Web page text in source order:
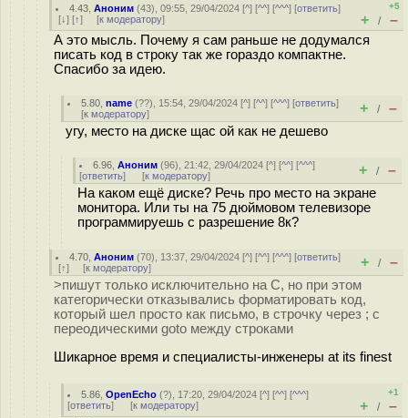
4.43 ,Аноним (43), 09:55, 29/04/2024 [^] [^^] [^^^] [ответить]
[↓] [↑] [к модератору]
+5
+ / –
А это мысль. Почему я сам раньше не додумался
писать код в строку так же гораздо компактне.
Спасибо за идею.
5.80 ,name (??), 15:54, 29/04/2024 [^] [^^] [^^^] [ответить]
[к модератору] + / –
угу, место на диске щас ой как не дешево
6.96 ,Аноним (96), 21:42, 29/04/2024 [^] [^^] [^^^]
[ответить] [к модератору] + / –
На каком ещё диске? Речь про место на экране
монитора. Или ты на 75 дюймовом телевизоре
программируешь с разрешение 8к?
4.70 ,Аноним (70), 13:37, 29/04/2024 [^] [^^] [^^^] [ответить]
[↑] [к модератору] + / –
>пишут только исключительно на С, но при этом
категорически отказывались форматировать код,
который шел просто как письмо, в строчку через ; с
переодическими goto между строками
Шикарное время и специалисты-инженеры at its finest
5.86 ,OpenEcho (?), 17:20, 29/04/2024 [^] [^^] [^^^]
[ответить] [к модератору]
+1
+ / –